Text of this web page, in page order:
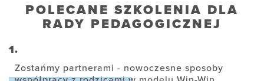
POLECANE SZKOLENIA DLA
RADY PEDAGOGICZNEJ
1.
Zostańmy partnerami - nowoczesne sposoby